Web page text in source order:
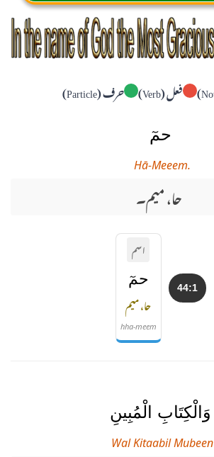
فعل (Verb) حرف (Particle)
حمٓ
Hā-Meeem.
حا، میم۔
44:1
اسم
حمٓ
حا، میم
hha-meem
وَالْكِتَابِ الْمُبِينِ
Wal Kitaabil Mubeen